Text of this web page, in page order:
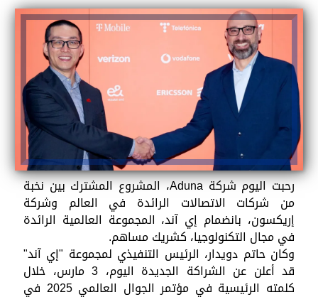
رحبت اليوم شركة Aduna، المشروع المشترك بين نخبة
من شركات الاتصالات الرائدة في العالم وشركة
إريكسون، بانضمام إي آند، المجموعة العالمية الرائدة
في مجال التكنولوجيا، كشريك مساهم.
وكان حاتم دويدار، الرئيس التنفيذي لمجموعة "إي آند"
قد أعلن عن الشراكة الجديدة اليوم، 3 مارس، خلال
كلمته الرئيسية في مؤتمر الجوال العالمي 2025 في